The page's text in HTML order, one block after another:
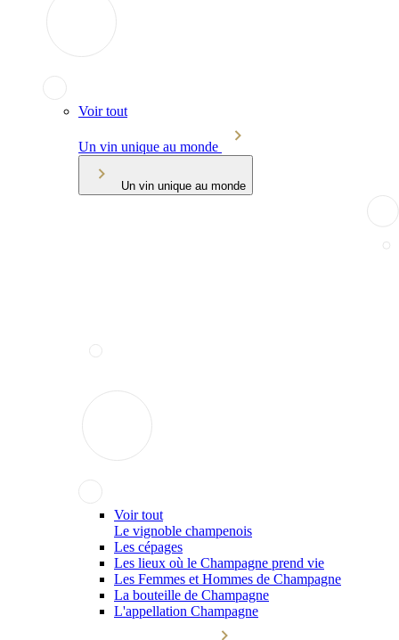
Voir tout
Un vin unique au monde
Un vin unique au monde
Voir tout
Le vignoble champenois
Les cépages
Les lieux où le Champagne prend vie
Les Femmes et Hommes de Champagne
La bouteille de Champagne
L'appellation Champagne